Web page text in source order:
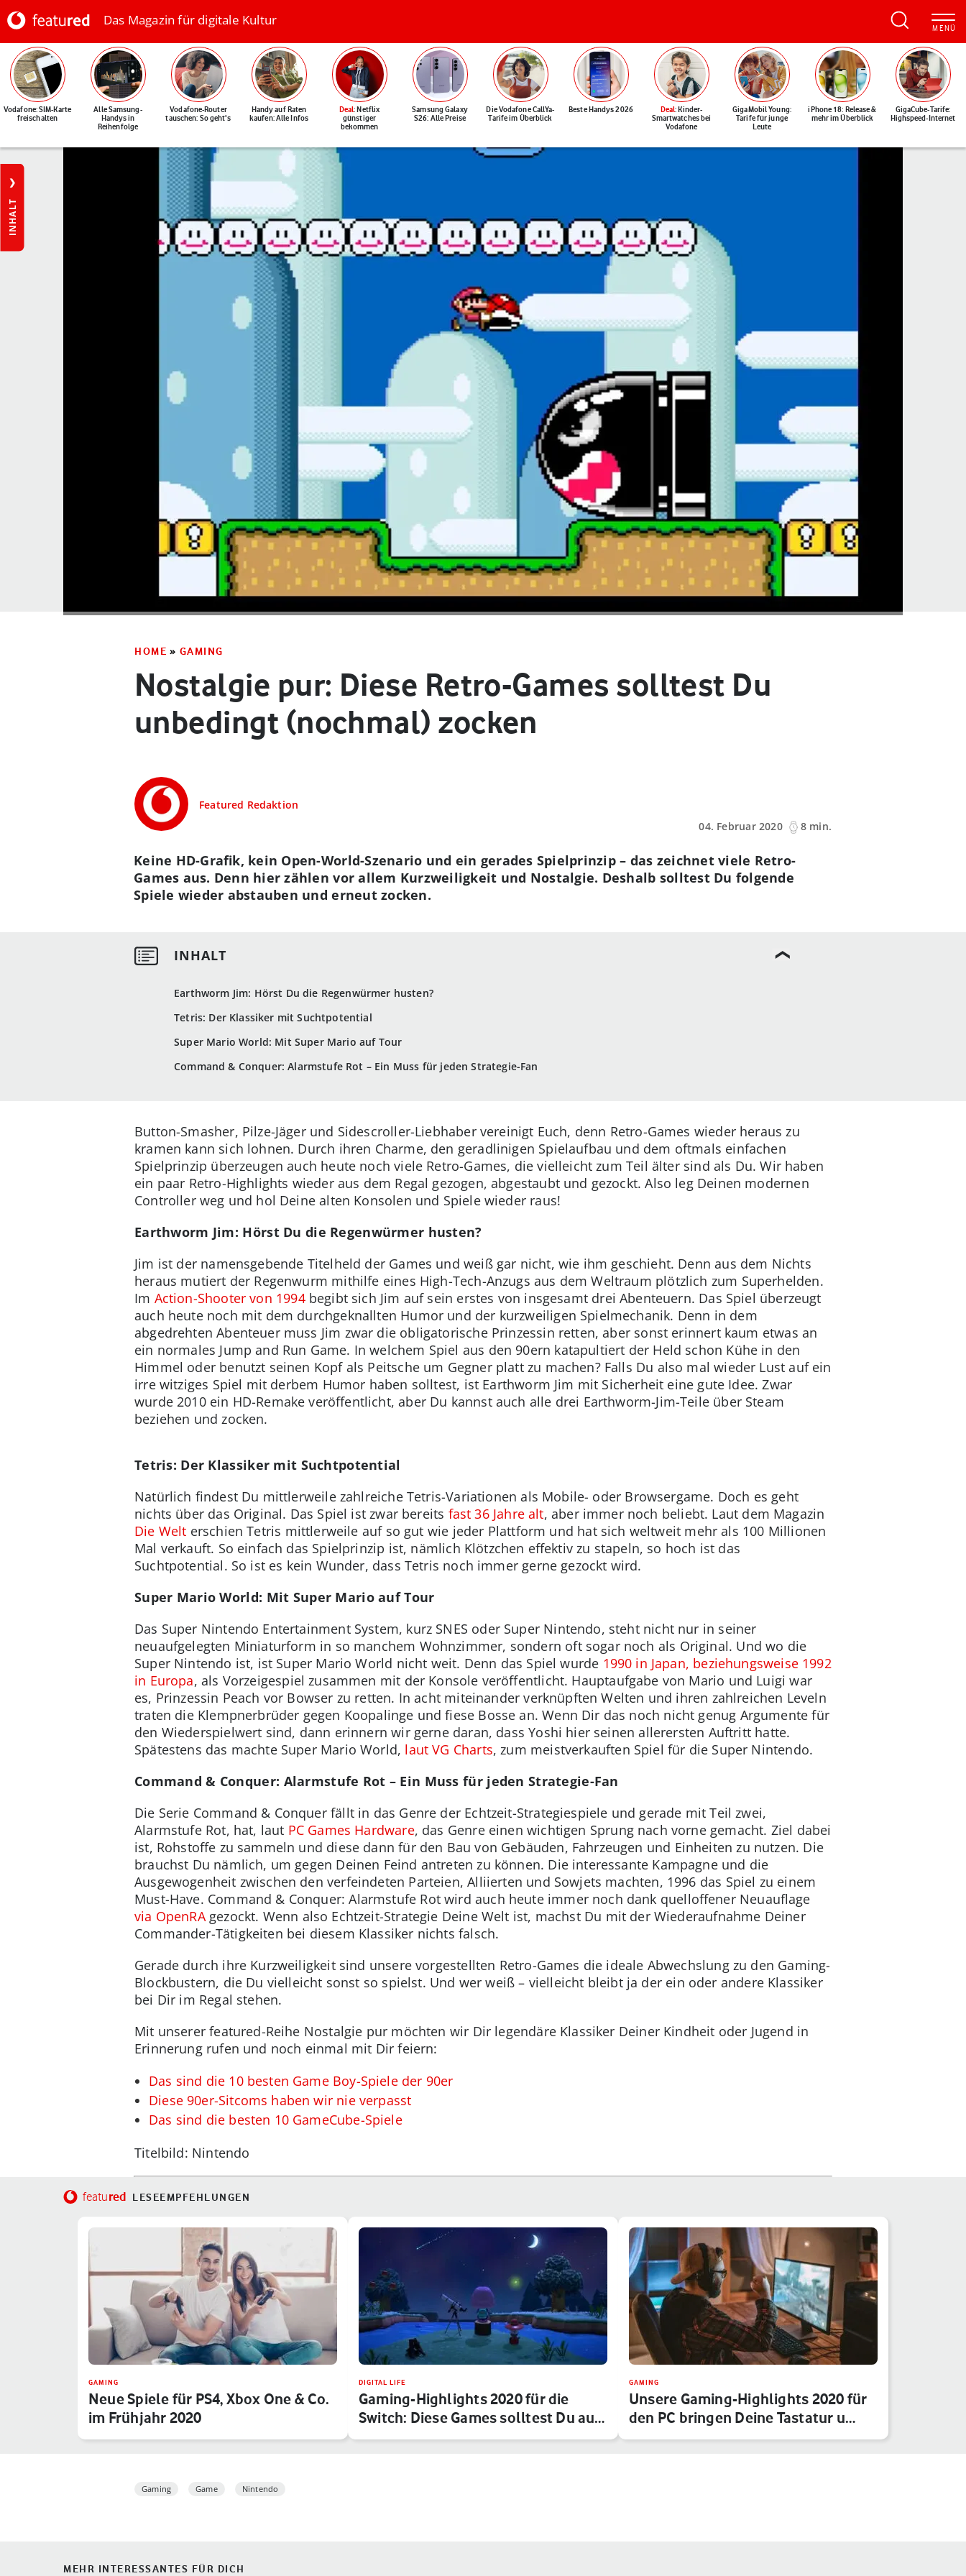
Das Magazin für digitale Kultur
Vodafone: SIM-Karte
freischalten
Alle Samsung-
Handys in
Reihenfolge
Vodafone-Router
tauschen: So geht's
Handy auf Raten
kaufen: Alle Infos
Deal: Netflix
günstiger
bekommen
Samsung Galaxy
S26: Alle Preise
Die Vodafone CallYa-
Tarife im Überblick
Beste Handys 2026 Deal: Kinder-
Smartwatches bei
Vodafone
GigaMobil Young:
Tarife für junge
Leute
iPhone 18: Release &
mehr im Überblick
GigaCube-Tarife:
Highspeed-Internet
INHALT
HOME » GAMING
Nostalgie pur: Diese Retro-Games solltest Du
unbedingt (nochmal) zocken
Featured Redaktion
04. Februar 2020
8 min.
Earthworm Jim: Hörst Du die Regenwürmer husten?
Tetris: Der Klassiker mit Suchtpotential
Super Mario World: Mit Super Mario auf Tour
Command & Conquer: Alarmstufe Rot – Ein Muss für jeden Strategie-Fan
Keine HD-Grafik, kein Open-World-Szenario und ein gerades Spielprinzip – das zeichnet viele Retro-
Games aus. Denn hier zählen vor allem Kurzweiligkeit und Nostalgie. Deshalb solltest Du folgende
Spiele wieder abstauben und erneut zocken.
Button-Smasher, Pilze-Jäger und Sidescroller-Liebhaber vereinigt Euch, denn Retro-Games wieder heraus zu
kramen kann sich lohnen. Durch ihren Charme, den geradlinigen Spielaufbau und dem oftmals einfachen
Spielprinzip überzeugen auch heute noch viele Retro-Games, die vielleicht zum Teil älter sind als Du. Wir haben
ein paar Retro-Highlights wieder aus dem Regal gezogen, abgestaubt und gezockt. Also leg Deinen modernen
Controller weg und hol Deine alten Konsolen und Spiele wieder raus!
Earthworm Jim: Hörst Du die Regenwürmer husten?
Jim ist der namensgebende Titelheld der Games und weiß gar nicht, wie ihm geschieht. Denn aus dem Nichts
heraus mutiert der Regenwurm mithilfe eines High-Tech-Anzugs aus dem Weltraum plötzlich zum Superhelden.
Im Action-Shooter von 1994begibt sich Jim auf sein erstes von insgesamt drei Abenteuern. Das Spiel überzeugt
auch heute noch mit dem durchgeknallten Humor und der kurzweiligen Spielmechanik. Denn in dem
abgedrehten Abenteuer muss Jim zwar die obligatorische Prinzessin retten, aber sonst erinnert kaum etwas an
ein normales Jump and Run Game. In welchem Spiel aus den 90ern katapultiert der Held schon Kühe in den
Himmel oder benutzt seinen Kopf als Peitsche um Gegner platt zu machen? Falls Du also mal wieder Lust auf ein
irre witziges Spiel mit derbem Humor haben solltest, ist Earthworm Jim mit Sicherheit eine gute Idee. Zwar
wurde 2010 ein HD-Remake veröffentlicht, aber Du kannst auch alle drei Earthworm-Jim-Teile über Steam
beziehen und zocken.
Tetris: Der Klassiker mit Suchtpotential
Natürlich findest Du mittlerweile zahlreiche Tetris-Variationen als Mobile- oder Browsergame. Doch es geht
nichts über das Original. Das Spiel ist zwar bereits fast 36 Jahre alt, aber immer noch beliebt. Laut dem Magazin
Die Welt erschien Tetris mittlerweile auf so gut wie jeder Plattform und hat sich weltweit mehr als 100 Millionen
Mal verkauft. So einfach das Spielprinzip ist, nämlich Klötzchen effektiv zu stapeln, so hoch ist das
Suchtpotential. So ist es kein Wunder, dass Tetris noch immer gerne gezockt wird.
Super Mario World: Mit Super Mario auf Tour
Das Super Nintendo Entertainment System, kurz SNES oder Super Nintendo, steht nicht nur in seiner
neuaufgelegten Miniaturform in so manchem Wohnzimmer, sondern oft sogar noch als Original. Und wo die
Super Nintendo ist, ist Super Mario World nicht weit. Denn das Spiel wurde 1990 in Japan, beziehungsweise 1992
in Europa, als Vorzeigespiel zusammen mit der Konsole veröffentlicht. Hauptaufgabe von Mario und Luigi war
es, Prinzessin Peach vor Bowser zu retten. In acht miteinander verknüpften Welten und ihren zahlreichen Leveln
traten die Klempnerbrüder gegen Koopalinge und fiese Bosse an. Wenn Dir das noch nicht genug Argumente für
den Wiederspielwert sind, dann erinnern wir gerne daran, dass Yoshi hier seinen allerersten Auftritt hatte.
Spätestens das machte Super Mario World, laut VG Charts, zum meistverkauften Spiel für die Super Nintendo.
Command & Conquer: Alarmstufe Rot – Ein Muss für jeden Strategie-Fan
Die Serie Command & Conquer fällt in das Genre der Echtzeit-Strategiespiele und gerade mit Teil zwei,
Alarmstufe Rot, hat, laut PC Games Hardware, das Genre einen wichtigen Sprung nach vorne gemacht. Ziel dabei
ist, Rohstoffe zu sammeln und diese dann für den Bau von Gebäuden, Fahrzeugen und Einheiten zu nutzen. Die
brauchst Du nämlich, um gegen Deinen Feind antreten zu können. Die interessante Kampagne und die
Ausgewogenheit zwischen den verfeindeten Parteien, Alliierten und Sowjets machten, 1996 das Spiel zu einem
Must-Have. Command & Conquer: Alarmstufe Rot wird auch heute immer noch dank quelloffener Neuauflage
via OpenRAgezockt. Wenn also Echtzeit-Strategie Deine Welt ist, machst Du mit der Wiederaufnahme Deiner
Commander-Tätigkeiten bei diesem Klassiker nichts falsch.
Gerade durch ihre Kurzweiligkeit sind unsere vorgestellten Retro-Games die ideale Abwechslung zu den Gaming-
Blockbustern, die Du vielleicht sonst so spielst. Und wer weiß – vielleicht bleibt ja der ein oder andere Klassiker
bei Dir im Regal stehen.
Mit unserer featured-Reihe Nostalgie pur möchten wir Dir legendäre Klassiker Deiner Kindheit oder Jugend in
Erinnerung rufen und noch einmal mit Dir feiern:
Das sind die 10 besten Game Boy-Spiele der 90er
Diese 90er-Sitcoms haben wir nie verpasst
Das sind die besten 10 GameCube-Spiele
Titelbild: Nintendo
featured LESEEMPFEHLUNGEN
GAMING
Neue Spiele für PS4, Xbox One & Co.
im Frühjahr 2020
DIGITAL LIFE
Gaming-Highlights 2020 für die
Switch: Diese Games solltest Du au…
GAMING
Unsere Gaming-Highlights 2020 für
den PC bringen Deine Tastatur u…
Gaming Game Nintendo
MEHR INTERESSANTES FÜR DICH